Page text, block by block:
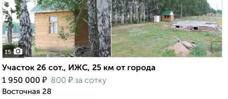
15
Участок 26 сот., ИЖС, 25 км от города
1 950 000 ₽ 800 ₽ за сотку
Восточная 28